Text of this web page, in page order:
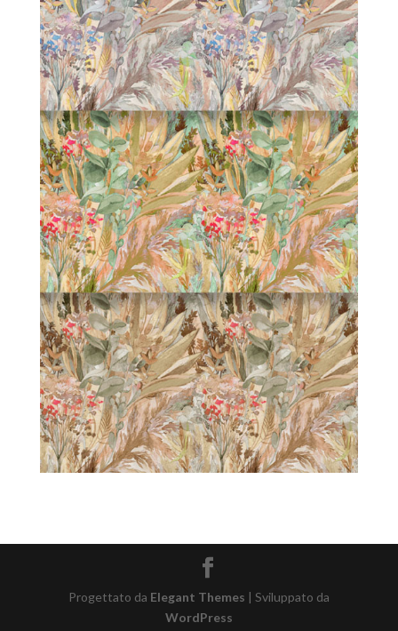
Progettato da Elegant Themes | Sviluppato da
WordPress